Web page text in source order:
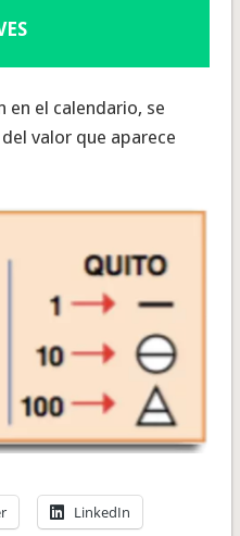
en el calendario, se
valor que aparece
LinkedIn